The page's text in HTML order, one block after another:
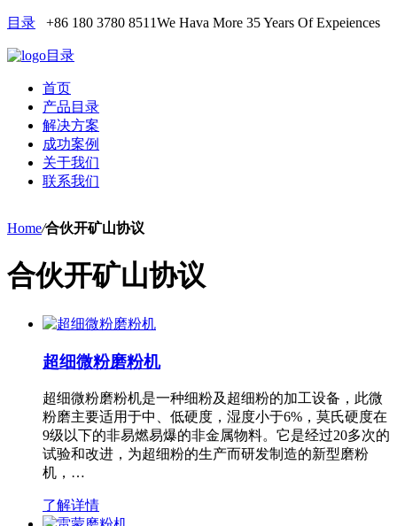
目录 +86 180 3780 8511We Hava More 35 Years Of Expeiences
目录
首页
产品目录
解决方案
成功案例
关于我们
联系我们
Home/合伙开矿山协议
合伙开矿山协议
超细微粉磨粉机
超细微粉磨粉机是一种细粉及超细粉的加工设备，此微
粉磨主要适用于中、低硬度，湿度小于6%，莫氏硬度在
9级以下的非易燃易爆的非金属物料。它是经过20多次的
试验和改进，为超细粉的生产而研发制造的新型磨粉
机，…
了解详情